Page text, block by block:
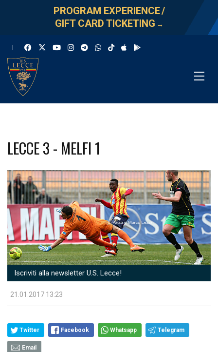
PROGRAM EXPERIENCE/
GIFT CARD TICKETING →
LECCE 3 - MELFI 1
Iscriviti alla newsletter U.S. Lecce!
21.01.2017 13:23
Twitter Facebook Whatsapp Telegram
Email